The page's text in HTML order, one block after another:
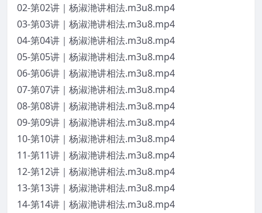
02-第02讲｜杨淑滟讲相法.m3u8.mp4
03-第03讲｜杨淑滟讲相法.m3u8.mp4
04-第04讲｜杨淑滟讲相法.m3u8.mp4
05-第05讲｜杨淑滟讲相法.m3u8.mp4
06-第06讲｜杨淑滟讲相法.m3u8.mp4
07-第07讲｜杨淑滟讲相法.m3u8.mp4
08-第08讲｜杨淑滟讲相法.m3u8.mp4
09-第09讲｜杨淑滟讲相法.m3u8.mp4
10-第10讲｜杨淑滟讲相法.m3u8.mp4
11-第11讲｜杨淑滟讲相法.m3u8.mp4
12-第12讲｜杨淑滟讲相法.m3u8.mp4
13-第13讲｜杨淑滟讲相法.m3u8.mp4
14-第14讲｜杨淑滟讲相法.m3u8.mp4